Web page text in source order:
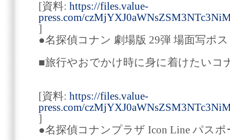
[資料: https://files.value-
press.com/
]
●名探偵コナン 劇場版 29弾 場面写ポ
■旅行やおでかけ時に身に着けたいコ
[資料: https://files.value-
press.com/
]
●名探偵コナンプラザ Icon Line パスポ